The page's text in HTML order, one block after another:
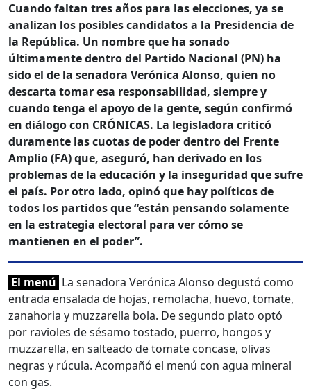
Cuando faltan tres años para las elecciones, ya se
analizan los posibles candidatos a la Presidencia de
la República. Un nombre que ha sonado
últimamente dentro del Partido Nacional (PN) ha
sido el de la senadora Verónica Alonso, quien no
descarta tomar esa responsabilidad, siempre y
cuando tenga el apoyo de la gente, según confirmó
en diálogo con CRÓNICAS. La legisladora criticó
duramente las cuotas de poder dentro del Frente
Amplio (FA) que, aseguró, han derivado en los
problemas de la educación y la inseguridad que sufre
el país. Por otro lado, opinó que hay políticos de
todos los partidos que “están pensando solamente
en la estrategia electoral para ver cómo se
mantienen en el poder”.
El menú La senadora Verónica Alonso degustó como
entrada ensalada de hojas, remolacha, huevo, tomate,
zanahoria y muzzarella bola. De segundo plato optó
por ravioles de sésamo tostado, puerro, hongos y
muzzarella, en salteado de tomate concase, olivas
negras y rúcula. Acompañó el menú con agua mineral
con gas.